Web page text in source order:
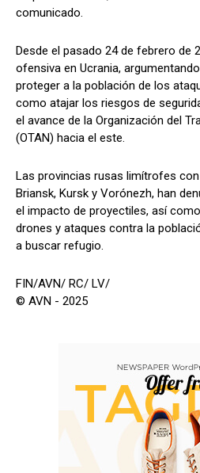
comunicado.
Desde el pasado 24 de febrero de
ofensiva en Ucrania,
proteger a la población de los
como atajar los riesgos de
el avance de la Organización del
(OTAN) hacia el este.
Las provincias rusas limítrofes
Briansk, Kursk y Vorónezh, han
el impacto de proyectiles, así
drones y ataques contra la
a buscar refugio.
FIN/AVN/ RC/ LV/
© AVN - 2025